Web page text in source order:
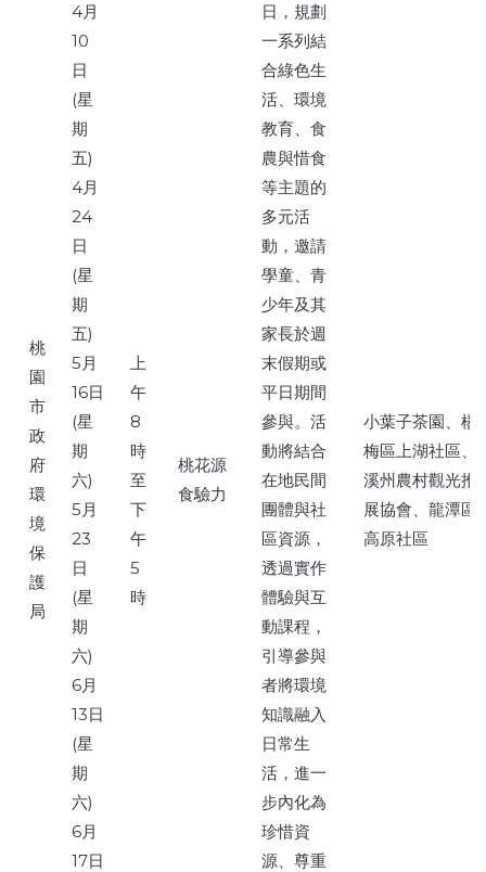
桃
園
市
政
府
環
境
保
護
局
4月
10
日
(星
期
五)
4月
24
日
(星
期
五)
5月
16日
(星
期
六)
5月
23
日
(星
期
六)
6月
13日
(星
期
六)
6月
17日
上
午
8
時
至
下
午
5
時
桃花源
食驗力
日，規劃
一系列結
合綠色生
活、環境
教育、食
農與惜食
等主題的
多元活
動，邀請
學童、青
少年及其
家長於週
末假期或
平日期間
參與。活
動將結合
在地民間
團體與社
區資源，
透過實作
體驗與互
動課程，
引導參與
者將環境
知識融入
日常生
活，進一
步內化為
珍惜資
源、尊重
小葉子茶園、楊
梅區上湖社區、
溪州農村觀光推
展協會、龍潭區
高原社區